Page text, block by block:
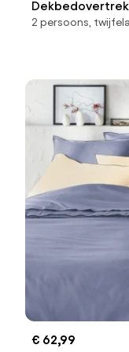
Dekbedovertrek
2 persoons,
€ 62,99